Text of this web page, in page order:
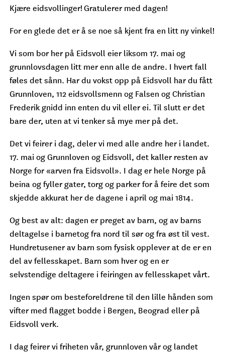
Kjære eidsvollinger! Gratulerer med dagen!
For en glede det er å se noe så kjent fra en litt ny vinkel!
Vi som bor her på Eidsvoll eier liksom 17. mai og
grunnlovsdagen litt mer enn alle de andre. I hvert fall
føles det sånn. Har du vokst opp på Eidsvoll har du fått
Grunnloven, 112 eidsvollsmenn og Falsen og Christian
Frederik gnidd inn enten du vil eller ei. Til slutt er det
bare der, uten at vi tenker så mye mer på det.
Det vi feirer i dag, deler vi med alle andre her i landet.
17. mai og Grunnloven og Eidsvoll, det kaller resten av
Norge for «arven fra Eidsvoll». I dag er hele Norge på
beina og fyller gater, torg og parker for å feire det som
skjedde akkurat her de dagene i april og mai 1814.
Og best av alt: dagen er preget av barn, og av barns
deltagelse i barnetog fra nord til sør og fra øst til vest.
Hundretusener av barn som fysisk opplever at de er en
del av fellesskapet. Barn som hver og en er
selvstendige deltagere i feiringen av fellesskapet vårt.
Ingen spør om besteforeldrene til den lille hånden som
vifter med flagget bodde i Bergen, Beograd eller på
Eidsvoll verk.
I dag feirer vi friheten vår, grunnloven vår og landet